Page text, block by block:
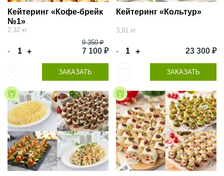
Кейтеринг «Кофе-брейк
№1»
2,32 кг
- +
9 350 ₽
7 100 ₽
ЗАКАЗАТЬ
Кейтеринг «Кольтур»
3,91 кг
- + 23 300 ₽
ЗАКАЗАТЬ